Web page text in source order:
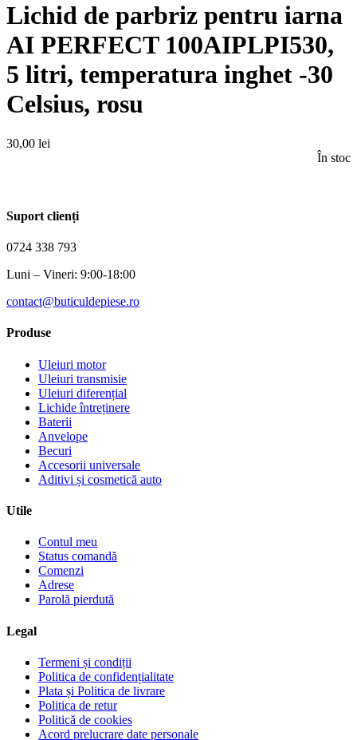
Lichid de parbriz pentru iarna
AI PERFECT 100AIPLPI530,
5 litri, temperatura inghet -30
Celsius, rosu
30,00 lei
În stoc
Suport clienți
0724 338 793
Luni – Vineri: 9:00-18:00
contact@buticuldepiese.ro
Produse
Uleiuri motor
Uleiuri transmisie
Uleiuri diferențial
Lichide întreținere
Baterii
Anvelope
Becuri
Accesorii universale
Aditivi și cosmetică auto
Utile
Contul meu
Status comandă
Comenzi
Adrese
Parolă pierdută
Legal
Termeni și condiții
Politica de confidențialitate
Plata și Politica de livrare
Politica de retur
Politică de cookies
Acord prelucrare date personale